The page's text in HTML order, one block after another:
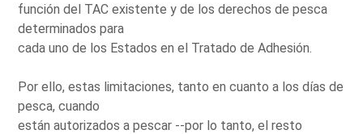
función del TAC existente y de los derechos de pesca
determinados para
cada uno de los Estados en el Tratado de Adhesión.
Por ello, estas limitaciones, tanto en cuanto a los días de
pesca, cuando
están autorizados a pescar --por lo tanto, el resto